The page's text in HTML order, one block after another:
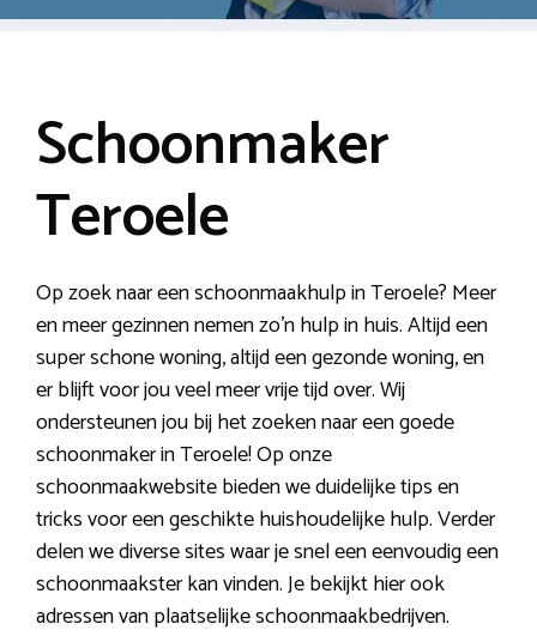
Schoonmaker
Teroele
Op zoek naar een schoonmaakhulp in Teroele? Meer
en meer gezinnen nemen zo’n hulp in huis. Altijd een
super schone woning, altijd een gezonde woning, en
er blijft voor jou veel meer vrije tijd over. Wij
ondersteunen jou bij het zoeken naar een goede
schoonmaker in Teroele! Op onze
schoonmaakwebsite bieden we duidelijke tips en
tricks voor een geschikte huishoudelijke hulp. Verder
delen we diverse sites waar je snel een eenvoudig een
schoonmaakster kan vinden. Je bekijkt hier ook
adressen van plaatselijke schoonmaakbedrijven.